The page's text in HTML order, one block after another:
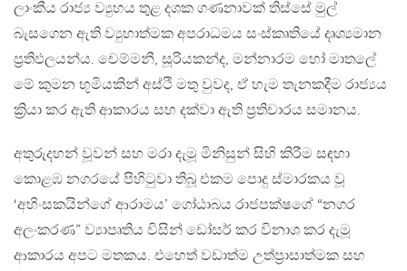
ලාංකීය රාජ්‍ය ව්‍යුහය තුළ දශක ගණනාවක් තිස්සේ මුල්
බැසගෙන ඇති ව්‍යුහාත්මක අපරාධමය සංස්කෘතියේ දෘශ්‍යමාන
ප්‍රතිඵලයන්ය. චෙම්මනී, සූරියකන්ද, මන්නාරම හෝ මාතලේ
මේ කුමන භූමියකින් අස්ථි මතු වුවද, ඒ හැම තැනකදීම රාජ්‍යය
ක්‍රියා කර ඇති ආකාරය සහ දක්වා ඇති ප්‍රතිචාරය සමානය.
අතුරුදහන් වූවන් සහ මරා දැමූ මිනිසුන් සිහි කිරීම සඳහා
කොළඹ නගරයේ පිහිටුවා තිබූ එකම පොදු ස්මාරකය වූ
‘අහිංසකයින්ගේ ආරාමය’ ගෝඨාබය රාජපක්ෂගේ “නගර
අලංකරණ” ව්‍යාපෘතිය විසින් ඩෝසර් කර විනාශ කර දැමූ
ආකාරය අපට මතකය. එහෙත් වඩාත්ම උත්ප්‍රාසාත්මක සහ